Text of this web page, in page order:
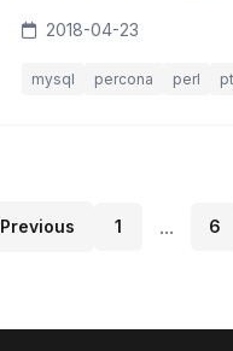
sql_log_bin=0，因为在这
Reference pt-online-schema-change使用说明、
2018-04-23
mysql percona perl
Previous 1 ... 6